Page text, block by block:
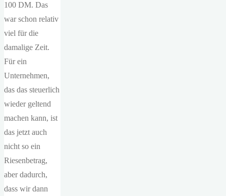
100 DM. Das
war schon relativ
viel für die
damalige Zeit.
Für ein
Unternehmen,
das das steuerlich
wieder geltend
machen kann, ist
das jetzt auch
nicht so ein
Riesenbetrag,
aber dadurch,
dass wir dann